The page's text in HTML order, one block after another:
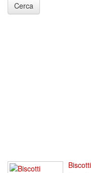
Cerca